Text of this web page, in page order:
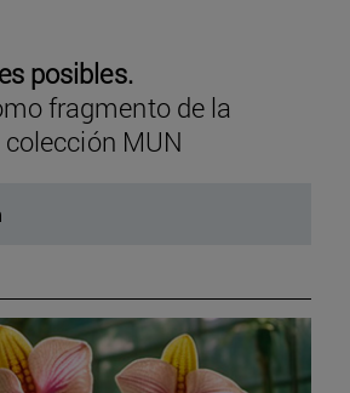
posibles.
fragmento de la
MUN